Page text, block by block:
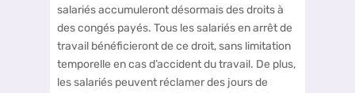
salariés accumuleront désormais des droits à
des congés payés. Tous les salariés en arrêt de
travail bénéficieront de ce droit, sans limitation
temporelle en cas d’accident du travail. De plus,
les salariés peuvent réclamer des jours de